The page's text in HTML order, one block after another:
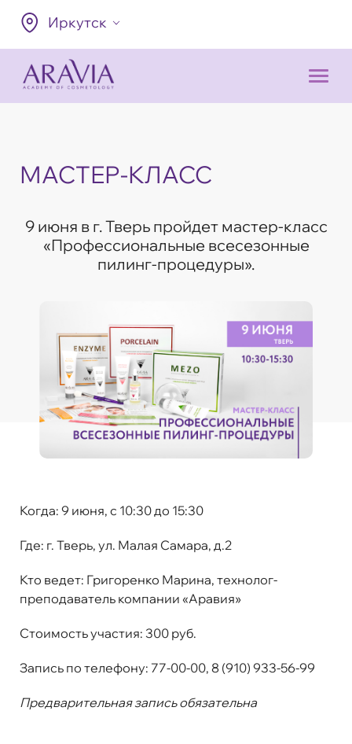
Иркутск
МАСТЕР-КЛАСС
9 июня в г. Тверь пройдет мастер-класс
«Профессиональные всесезонные
пилинг-процедуры».
Когда: 9 июня, с 10:30 до 15:30
Где: г. Тверь, ул. Малая Самара, д.2
Кто ведет: Григоренко Марина, технолог-
преподаватель компании «Аравия»
Стоимость участия: 300 руб.
Запись по телефону: 77-00-00, 8 (910) 933-56-99
Предварительная запись обязательна